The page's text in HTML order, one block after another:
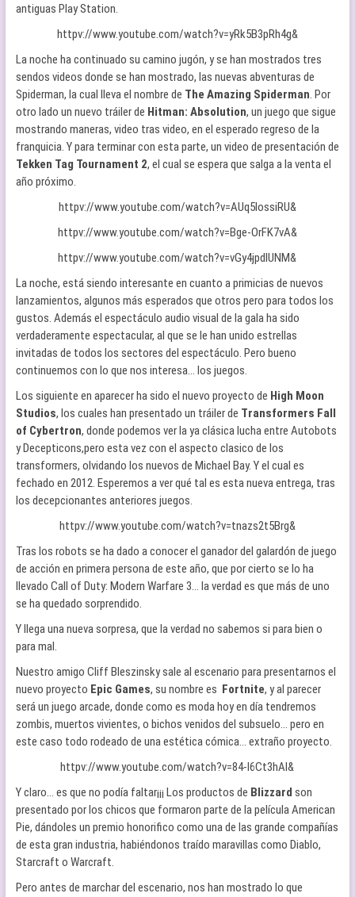
antiguas Play Station.
httpv://www.youtube.com/watch?v=yRk5B3pRh4g&
La noche ha continuado su camino jugón, y se han mostrados tres
sendos videos donde se han mostrado, las nuevas abventuras de
Spiderman, la cual lleva el nombre de The Amazing Spiderman . Por
otro lado un nuevo tráiler de Hitman: Absolution, un juego que sigue
mostrando maneras, video tras video, en el esperado regreso de la
franquicia. Y para terminar con esta parte, un video de presentación de
Tekken Tag Tournament 2, el cual se espera que salga a la venta el
año próximo.
httpv://www.youtube.com/watch?v=AUq5lossiRU&
httpv://www.youtube.com/watch?v=Bge-OrFK7vA&
httpv://www.youtube.com/watch?v=vGy4jpdlUNM&
La noche, está siendo interesante en cuanto a primicias de nuevos
lanzamientos, algunos más esperados que otros pero para todos los
gustos. Además el espectáculo audio visual de la gala ha sido
verdaderamente espectacular, al que se le han unido estrellas
invitadas de todos los sectores del espectáculo. Pero bueno
continuemos con lo que nos interesa… los juegos.
Los siguiente en aparecer ha sido el nuevo proyecto de High Moon
Studios, los cuales han presentado un tráiler de Transformers Fall
of Cybertron, donde podemos ver la ya clásica lucha entre Autobots
y Decepticons,pero esta vez con el aspecto clasico de los
transformers, olvidando los nuevos de Michael Bay. Y el cual es
fechado en 2012. Esperemos a ver qué tal es esta nueva entrega, tras
los decepcionantes anteriores juegos.
httpv://www.youtube.com/watch?v=tnazs2t5Brg&
Tras los robots se ha dado a conocer el ganador del galardón de juego
de acción en primera persona de este año, que por cierto se lo ha
llevado Call of Duty: Modern Warfare 3… la verdad es que más de uno
se ha quedado sorprendido.
Y llega una nueva sorpresa, que la verdad no sabemos si para bien o
para mal.
Nuestro amigo Cliff Bleszinsky sale al escenario para presentarnos el
nuevo proyecto Epic Games, su nombre es Fortnite, y al parecer
será un juego arcade, donde como es moda hoy en día tendremos
zombis, muertos vivientes, o bichos venidos del subsuelo… pero en
este caso todo rodeado de una estética cómica… extraño proyecto.
httpv://www.youtube.com/watch?v=84-l6Ct3hAI&
Y claro… es que no podía faltar¡¡¡ Los productos de Blizzard son
presentado por los chicos que formaron parte de la película American
Pie, dándoles un premio honorifico como una de las grande compañías
de esta gran industria, habiéndonos traído maravillas como Diablo,
Starcraft o Warcraft.
Pero antes de marchar del escenario, nos han mostrado lo que